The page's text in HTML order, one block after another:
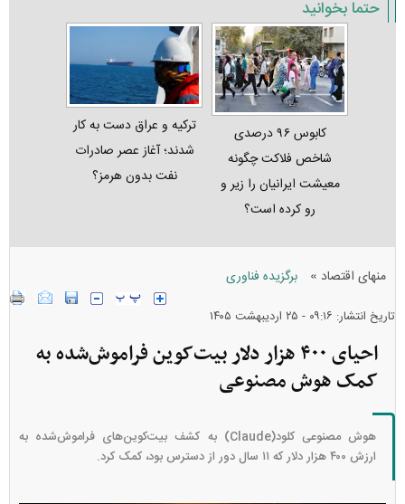
حتما بخوانید
کابوس ۹۶ درصدی
شاخص فلاکت چگونه
معیشت ایرانیان را زیر و
رو کرده است؟
ترکیه و عراق دست به کار
شدند؛ آغاز عصر صادرات
نفت بدون هرمز؟
منهای اقتصاد » برگزیده فناوری
تاریخ انتشار: ۰۹:۱۶ - ۲۵ ارديبهشت ۱۴۰۵
احیای ۴۰۰ هزار دلار بیت‌کوین فراموش‌شده به
کمک هوش مصنوعی
هوش مصنوعی کلود(Claude) به کشف بیت‌کوین‌های فراموش‌شده به
ارزش ۴۰۰ هزار دلار که ۱۱ سال دور از دسترس بود، کمک کرد.